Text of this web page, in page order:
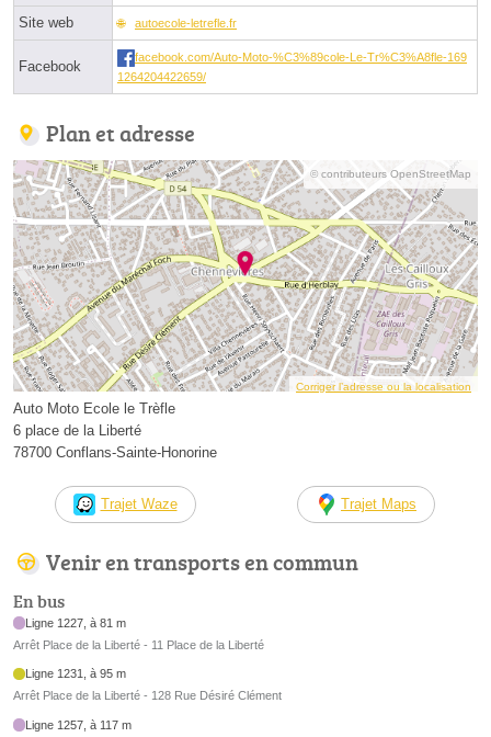
Site web autoecole-letrefle.fr
Facebook
facebook.com/Auto-Moto-%C3%89cole-Le-Tr%C3%A8fle-169
1264204422659/
Plan et adresse
© contributeurs OpenStreetMap
Corriger l’adresse ou la localisation
Auto Moto Ecole le Trèfle
6 place de la Liberté
78700 Conflans-Sainte-Honorine
Trajet Waze Trajet Maps
Venir en transports en commun
En bus
Ligne 1227, à 81 m
Arrêt Place de la Liberté - 11 Place de la Liberté
Ligne 1231, à 95 m
Arrêt Place de la Liberté - 128 Rue Désiré Clément
Ligne 1257, à 117 m